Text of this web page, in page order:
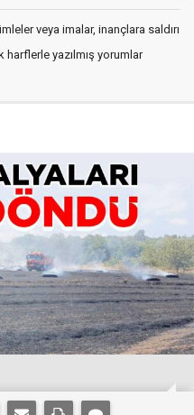
veya imalar, inançlara saldırı
harflerle yazılmış yorumlar